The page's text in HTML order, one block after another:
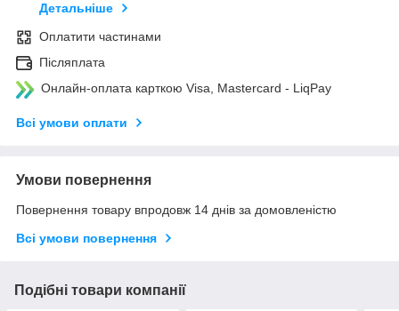
Детальніше
Оплатити частинами
Післяплата
Онлайн-оплата карткою Visa, Mastercard - LiqPay
Всі умови оплати
Умови повернення
Повернення товару впродовж 14 днів за домовленістю
Всі умови повернення
Подібні товари компанії